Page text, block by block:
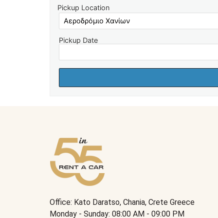
Pickup Location
Pickup Date
Office: Kato Daratso, Chania, Crete Greece
Monday - Sunday: 08:00 AM - 09:00 PM